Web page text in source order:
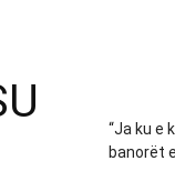
“Ja ku e
banorët